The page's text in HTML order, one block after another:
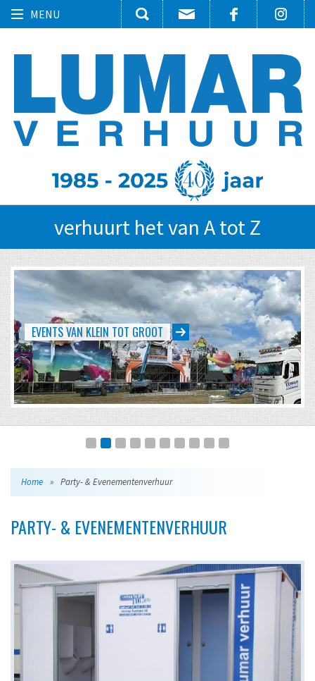
Toggle
MENU
verhuurt het van A tot Z
EVENTS VAN KLEIN TOT GROOT
Home » Party- & Evenementenverhuur
PARTY- & EVENEMENTENVERHUUR